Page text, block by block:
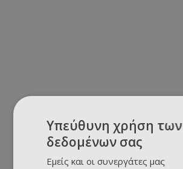
Υπεύθυνη χρήση των
δεδομένων σας
Εμείς και οι συνεργάτες μας